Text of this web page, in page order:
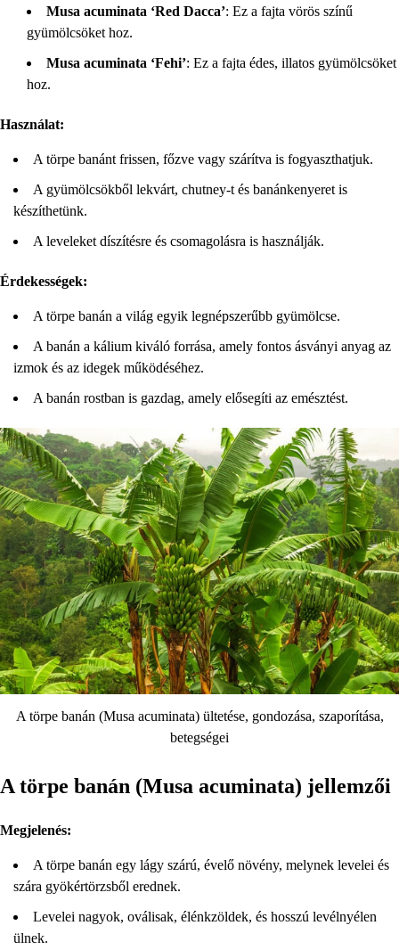
Musa acuminata ‘Red Dacca’: Ez a fajta vörös színű
gyümölcsöket hoz.
Musa acuminata ‘Fehi’: Ez a fajta édes, illatos gyümölcsöket
hoz.
Használat:
A törpe banánt frissen, főzve vagy szárítva is fogyaszthatjuk.
A gyümölcsökből lekvárt, chutney-t és banánkenyeret is
készíthetünk.
A leveleket díszítésre és csomagolásra is használják.
Érdekességek:
A törpe banán a világ egyik legnépszerűbb gyümölcse.
A banán a kálium kiváló forrása, amely fontos ásványi anyag az
izmok és az idegek működéséhez.
A banán rostban is gazdag, amely elősegíti az emésztést.
A törpe banán (Musa acuminata) ültetése, gondozása, szaporítása,
betegségei
A törpe banán (Musa acuminata) jellemzői
Megjelenés:
A törpe banán egy lágy szárú, évelő növény, melynek levelei és
szára gyökértörzsből erednek.
Levelei nagyok, oválisak, élénkzöldek, és hosszú levélnyélen
ülnek.